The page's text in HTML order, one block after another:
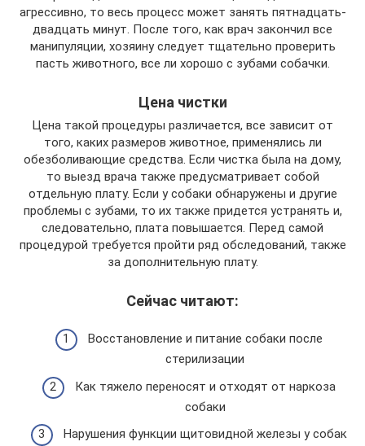
агрессивно, то весь процесс может занять пятнадцать-
двадцать минут. После того, как врач закончил все
манипуляции, хозяину следует тщательно проверить
пасть животного, все ли хорошо с зубами собачки.
Цена чистки
Цена такой процедуры различается, все зависит от
того, каких размеров животное, применялись ли
обезболивающие средства. Если чистка была на дому,
то выезд врача также предусматривает собой
отдельную плату. Если у собаки обнаружены и другие
проблемы с зубами, то их также придется устранять и,
следовательно, плата повышается. Перед самой
процедурой требуется пройти ряд обследований, также
за дополнительную плату.
Сейчас читают:
Восстановление и питание собаки после
стерилизации
Как тяжело переносят и отходят от наркоза
собаки
Нарушения функции щитовидной железы у собак